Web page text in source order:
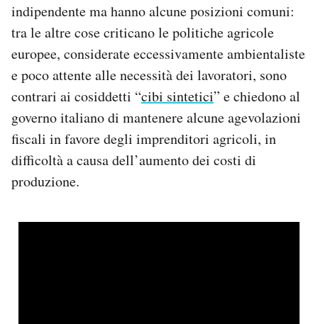
indipendente ma hanno alcune posizioni comuni:
tra le altre cose criticano le politiche agricole
europee, considerate eccessivamente ambientaliste
e poco attente alle necessità dei lavoratori, sono
contrari ai cosiddetti “cibi sintetici” e chiedono al
governo italiano di mantenere alcune agevolazioni
fiscali in favore degli imprenditori agricoli, in
difficoltà a causa dell’aumento dei costi di
produzione.